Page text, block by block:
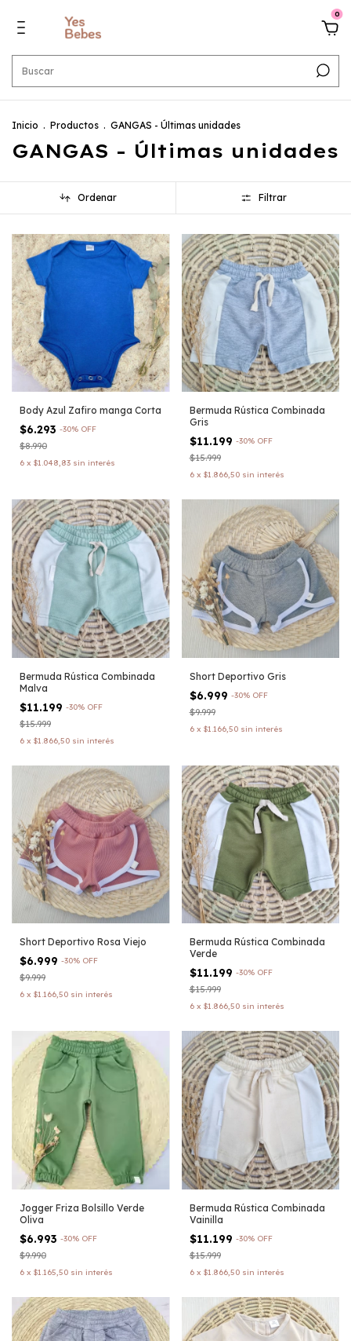
0
Inicio . Productos . GANGAS - Últimas unidades
GANGAS - Últimas unidades
Ordenar Filtrar
Body Azul Zafiro manga Corta
$6.293 -30% OFF
$8.990
6 x $1.048,83 sin interés
Bermuda Rústica Combinada
Gris
$11.199 -30% OFF
$15.999
6 x $1.866,50 sin interés
Bermuda Rústica Combinada
Malva
$11.199 -30% OFF
$15.999
6 x $1.866,50 sin interés
Short Deportivo Gris
$6.999 -30% OFF
$9.999
6 x $1.166,50 sin interés
Short Deportivo Rosa Viejo
$6.999 -30% OFF
$9.999
6 x $1.166,50 sin interés
Bermuda Rústica Combinada
Verde
$11.199 -30% OFF
$15.999
6 x $1.866,50 sin interés
Jogger Friza Bolsillo Verde
Oliva
$6.993 -30% OFF
$9.990
6 x $1.165,50 sin interés
Bermuda Rústica Combinada
Vainilla
$11.199 -30% OFF
$15.999
6 x $1.866,50 sin interés